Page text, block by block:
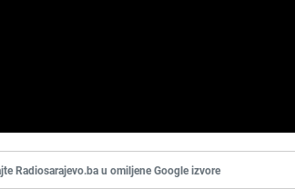
Radiosarajevo.ba u omiljene Google izvore